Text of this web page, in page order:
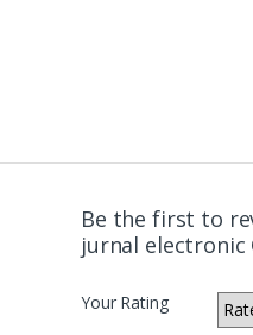
Be the first to
jurnal electronic
Your Rating